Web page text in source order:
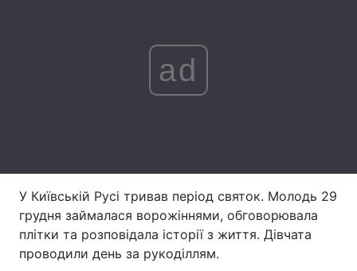
ad
У Київській Русі тривав період святок. Молодь 29
грудня займалася ворожіннями, обговорювала
плітки та розповідала історії з життя. Дівчата
проводили день за рукоділлям.